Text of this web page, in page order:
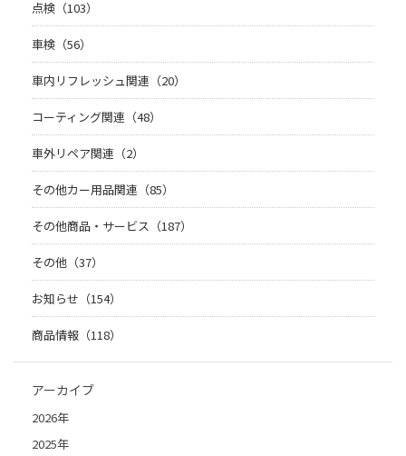
点検（103）
車検（56）
車内リフレッシュ関連（20）
コーティング関連（48）
車外リペア関連（2）
その他カー用品関連（85）
その他商品・サービス（187）
その他（37）
お知らせ（154）
商品情報（118）
アーカイブ
2026年
2025年